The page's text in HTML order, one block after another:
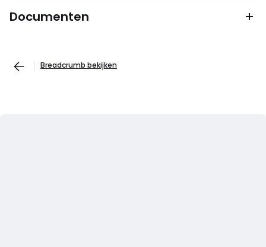
Documenten
Breadcrumb bekijken